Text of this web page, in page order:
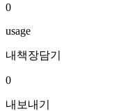
0
usage
내책장담기
0
내보내기